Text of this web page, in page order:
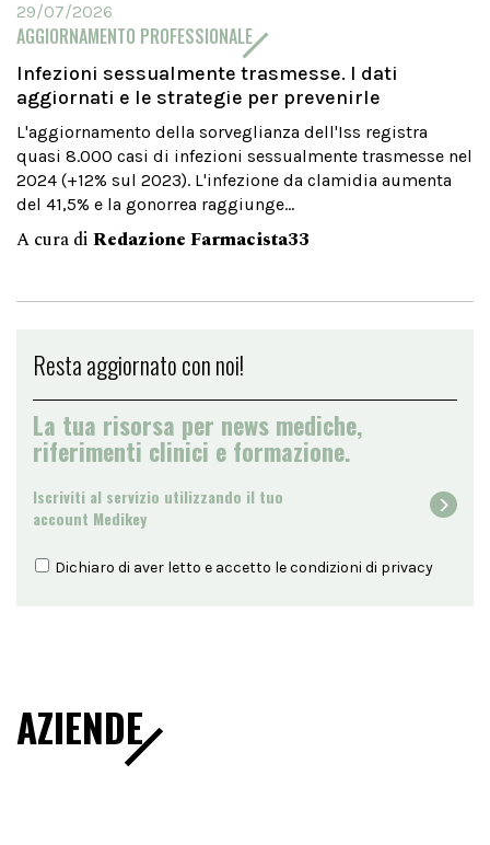
29/07/2026
AGGIORNAMENTO PROFESSIONALE
Infezioni sessualmente trasmesse. I dati
aggiornati e le strategie per prevenirle
L'aggiornamento della sorveglianza dell'Iss registra
quasi 8.000 casi di infezioni sessualmente trasmesse nel
2024 (+12% sul 2023). L'infezione da clamidia aumenta
del 41,5% e la gonorrea raggiunge...
A cura di Redazione Farmacista33
Resta aggiornato con noi!
La tua risorsa per news mediche,
riferimenti clinici e formazione.
Iscriviti al servizio utilizzando il tuo
account Medikey
Dichiaro di aver letto e accetto le condizioni di privacy
AZIENDE